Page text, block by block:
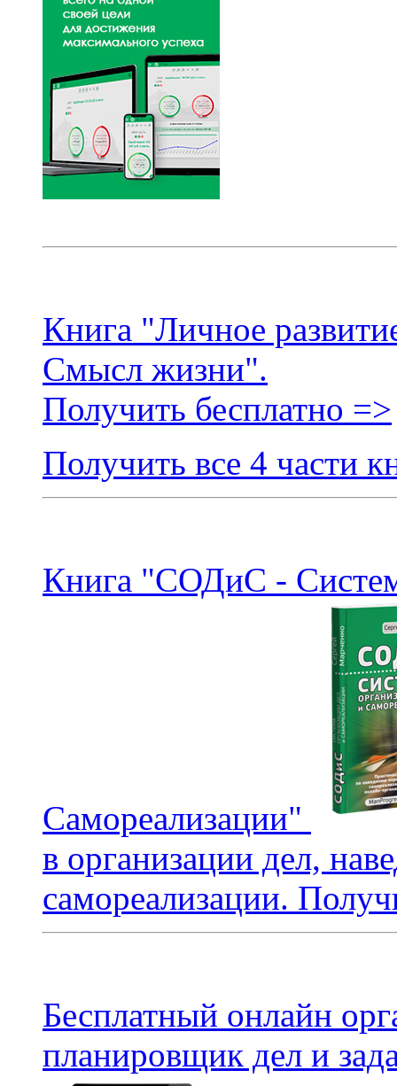
Книга "Личное
Смысл жизни".
Получить бесплатно =>
Получить все 4 части
Книга "СОДиС -
Самореализации"
в организации дел,
самореализации.
Бесплатный онлайн
планировщик дел и